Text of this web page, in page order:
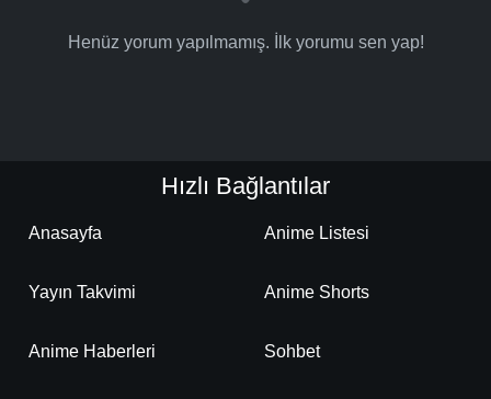
Henüz yorum yapılmamış. İlk yorumu sen yap!
Hızlı Bağlantılar
Anasayfa Anime Listesi
Yayın Takvimi Anime Shorts
Anime Haberleri Sohbet